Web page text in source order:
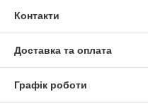
Контакти
Доставка та оплата
Графік роботи